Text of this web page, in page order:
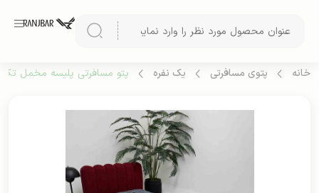
خانه پتوی مسافرتی یک نفره پتو مسافرتی پلیسه مخمل تک